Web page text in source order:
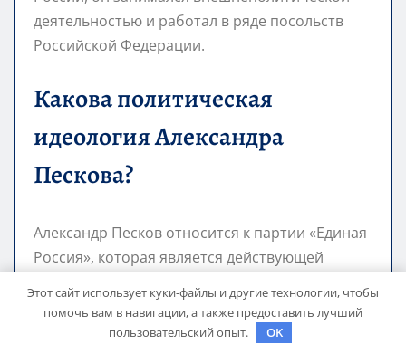
деятельностью и работал в ряде посольств
Российской Федерации.
Какова политическая
идеология Александра
Пескова?
Александр Песков относится к партии «Единая
Россия», которая является действующей
взгляды связаны с президентской политикой и
общими целями партии.
Этот сайт использует куки-файлы и другие технологии, чтобы
помочь вам в навигации, а также предоставить лучший
пользовательский опыт.
OK